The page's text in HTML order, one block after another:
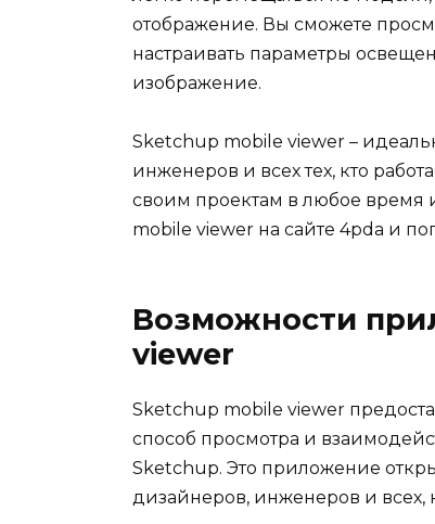
отображение. Вы сможете
настраивать параметры
изображение.
Sketchup mobile viewer –
инженеров и всех тех, кто
своим проектам в любое время
mobile viewer на сайте 4pda и
Возможности
viewer
Sketchup mobile viewer
способ просмотра и
Sketchup. Это приложение
дизайнеров, инженеров и всех,